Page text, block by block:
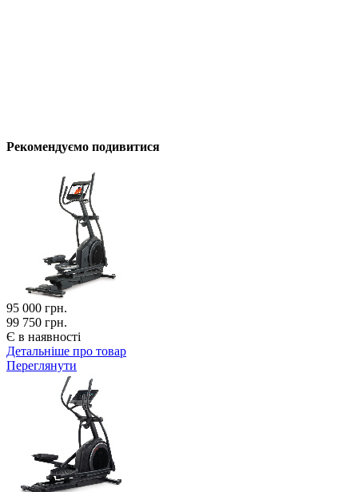
Рекомендуємо подивитися
95 000 грн.
99 750 грн.
Є в наявності
Детальніше про товар
Переглянути